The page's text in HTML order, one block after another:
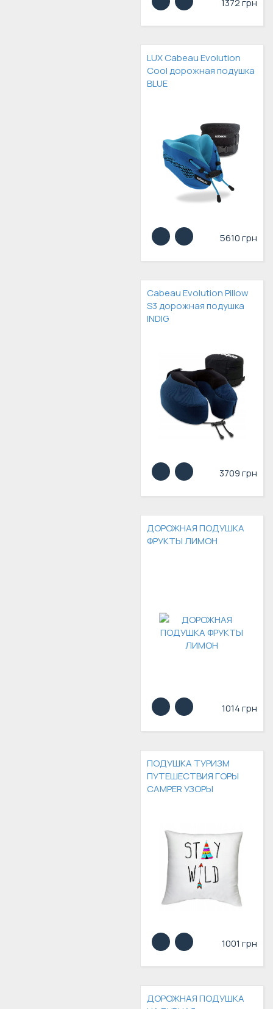
1372 грн
LUX Cabeau Evolution
Cool дорожная подушка
BLUE
5610 грн
Cabeau Evolution Pillow
S3 дорожная подушка
INDIG
3709 грн
ДОРОЖНАЯ ПОДУШКА
ФРУКТЫ ЛИМОН
1014 грн
ПОДУШКА ТУРИЗМ
ПУТЕШЕСТВИЯ ГОРЫ
CAMPER УЗОРЫ
1001 грн
ДОРОЖНАЯ ПОДУШКА